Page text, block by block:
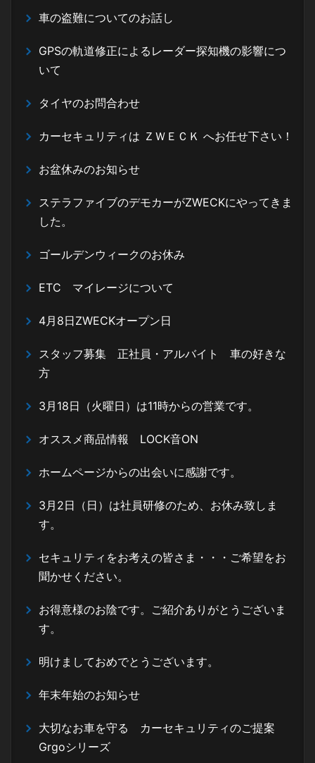
車の盗難についてのお話し
GPSの軌道修正によるレーダー探知機の影響につ
いて
タイヤのお問合わせ
カーセキュリティは ＺＷＥＣＫ へお任せ下さい！
お盆休みのお知らせ
ステラファイブのデモカーがZWECKにやってきま
した。
ゴールデンウィークのお休み
ETC マイレージについて
4月8日ZWECKオープン日
スタッフ募集 正社員・アルバイト 車の好きな
方
3月18日（火曜日）は11時からの営業です。
オススメ商品情報 LOCK音ON
ホームページからの出会いに感謝です。
3月2日（日）は社員研修のため、お休み致しま
す。
セキュリティをお考えの皆さま・・・ご希望をお
聞かせください。
お得意様のお陰です。ご紹介ありがとうございま
す。
明けましておめでとうございます。
年末年始のお知らせ
大切なお車を守る カーセキュリティのご提案
Grgoシリーズ